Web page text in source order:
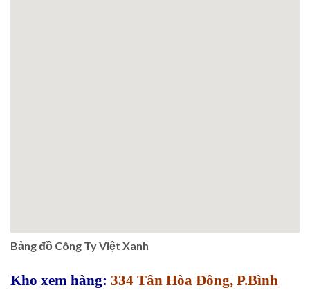
Bảng đồ Công Ty Việt Xanh
Kho xem hàng: 334 Tân Hòa Đông, P.Bình